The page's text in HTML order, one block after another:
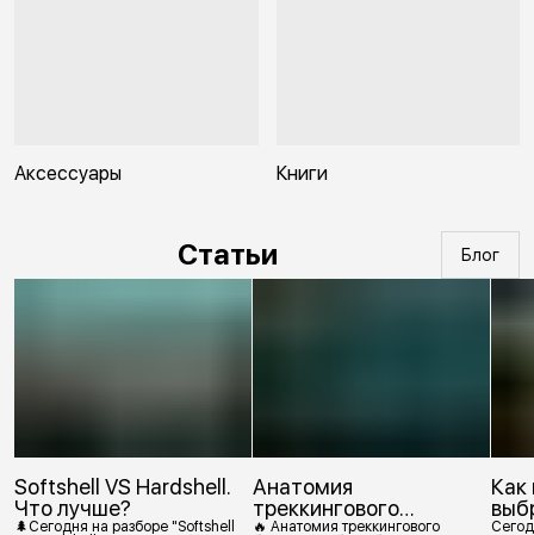
Аксессуары Книги
Статьи Блог
Softshell VS Hardshell.
Что лучше?
🌲Сегодня на разборе "Softshell
Анатомия
треккингового
ботинка
🔥 Анатомия треккингового
Как